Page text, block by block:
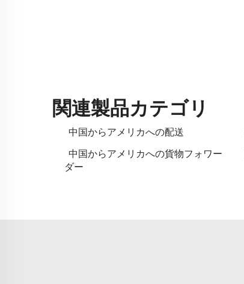
関連製品カテゴリ
中国からアメリカへの配送
中国からアメリカへの貨物フォワー
ダー